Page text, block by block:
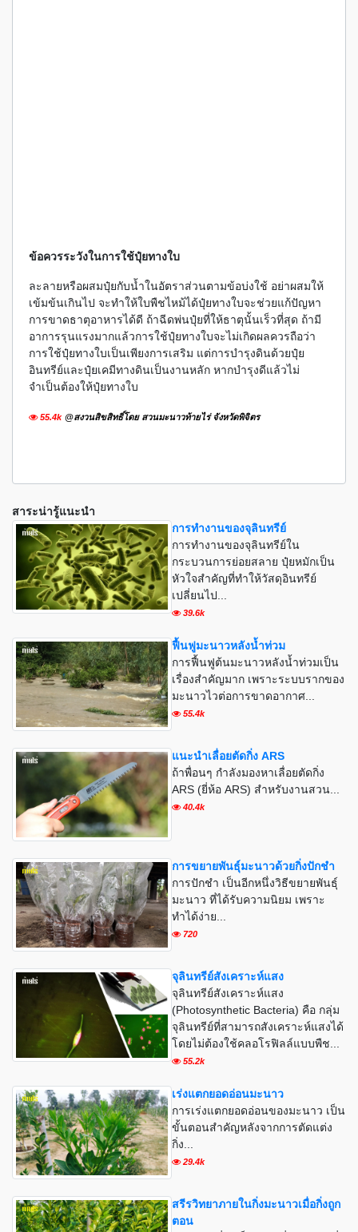
ข้อควรระวังในการใช้ปุ๋ยทางใบ
ละลายหรือผสมปุ๋ยกับน้ำในอัตราส่วนตามข้อบ่งใช้ อย่าผสมให้
เข้มข้นเกินไป จะทำให้ใบพืชไหม้ได้ปุ๋ยทางใบจะช่วยแก้ปัญหา
การขาดธาตุอาหารได้ดี ถ้าฉีดพ่นปุ๋ยที่ให้ธาตุนั้นเร็วที่สุด ถ้ามี
อาการรุนแรงมากแล้วการใช้ปุ๋ยทางใบจะไม่เกิดผลควรถือว่า
การใช้ปุ๋ยทางใบเป็นเพียงการเสริม แต่การบำรุงดินด้วยปุ๋ย
อินทรีย์และปุ๋ยเคมีทางดินเป็นงานหลัก หากบำรุงดีแล้วไม่
จำเป็นต้องให้ปุ๋ยทางใบ
55.4k @สงวนสิขสิทธิ์โดย สวนมะนาวท้ายไร่ จังหวัดพิจิตร
สาระน่ารู้แนะนำ
การทำงานของจุลินทรีย์
การทำงานของจุลินทรีย์ใน
กระบวนการย่อยสลาย ปุ๋ยหมักเป็น
หัวใจสำคัญที่ทำให้วัสดุอินทรีย์
เปลี่ยนไป...
39.6k
ฟื้นฟูมะนาวหลังน้ำท่วม
การฟื้นฟูต้นมะนาวหลังน้ำท่วมเป็น
เรื่องสำคัญมาก เพราะระบบรากของ
มะนาวไวต่อการขาดอากาศ...
55.4k
แนะนำเลื่อยตัดกิ่ง ARS
ถ้าพื่อนๆ กำลังมองหาเลื่อยตัดกิ่ง
ARS (ยี่ห้อ ARS) สำหรับงานสวน...
40.4k
การขยายพันธุ์มะนาวด้วยกิ่งปักชำ
การปักชำ เป็นอีกหนึ่งวิธีขยายพันธุ์
มะนาว ที่ได้รับความนิยม เพราะ
ทำได้ง่าย...
720
จุลินทรีย์สังเคราะห์แสง
จุลินทรีย์สังเคราะห์แสง
(Photosynthetic Bacteria) คือ กลุ่ม
จุลินทรีย์ที่สามารถสังเคราะห์แสงได้
โดยไม่ต้องใช้คลอโรฟิลล์แบบพืช...
55.2k
เร่งแตกยอดอ่อนมะนาว
การเร่งแตกยอดอ่อนของมะนาว เป็น
ขั้นตอนสำคัญหลังจากการตัดแต่ง
กิ่ง...
29.4k
สรีรวิทยาภายในกิ่งมะนาวเมื่อกิ่งถูก
ตอน